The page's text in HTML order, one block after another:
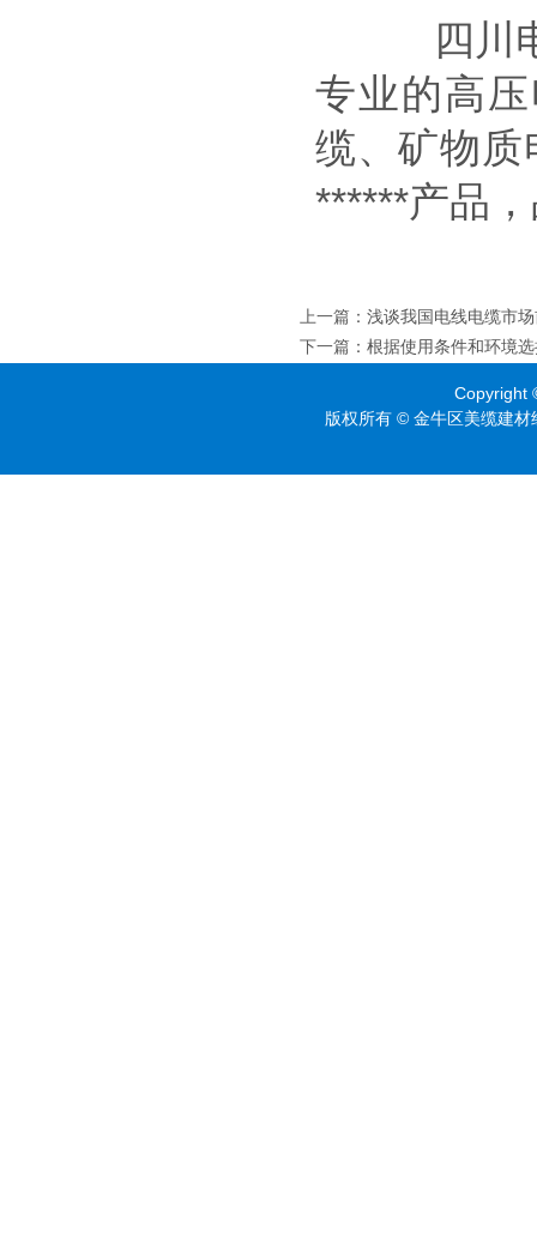
四川电线
专业的高
缆、矿物质
******产品
上一篇 ： 浅谈我国电线电缆市
下一篇 ： 根据使用条件和环境
Copyright
版权所有 © 金牛区美缆建